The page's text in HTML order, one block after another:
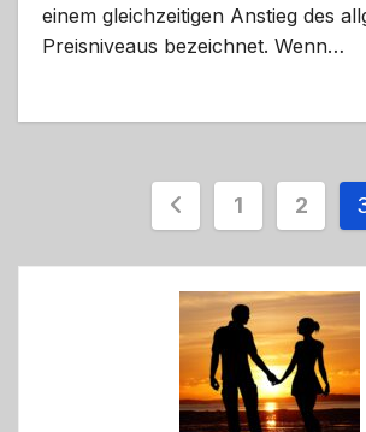
einem gleichzeitigen Anstieg des
Preisniveaus bezeichnet. Wenn…
der
Beiträge
1 2